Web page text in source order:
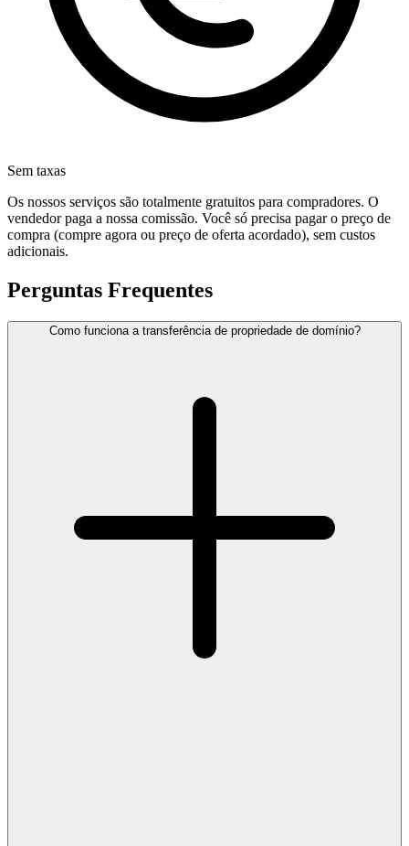
Sem taxas
Os nossos serviços são totalmente gratuitos para compradores. O
vendedor paga a nossa comissão. Você só precisa pagar o preço de
compra (compre agora ou preço de oferta acordado), sem custos
adicionais.
Perguntas Frequentes
Como funciona a transferência de propriedade de domínio?